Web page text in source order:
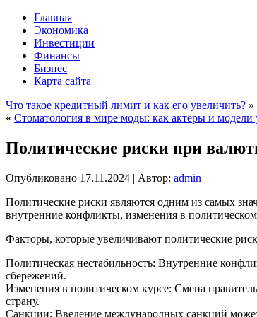
Главная
Экономика
Инвестиции
Финансы
Бизнес
Карта сайта
Что такое кредитный лимит и как его увеличить? »
« Стоматология в мире моды: как актёры и модели
Политические риски при
Опубликовано 17.11.2024 | Автор: admin
Политические риски являются одним из самых
внутренние конфликты, изменения в
Факторы, которые увеличивают политические
Политическая нестабильность: Внутренние
сбережений.
Изменения в политическом курсе: Смена
страну.
Санкции: Введение международных санкций